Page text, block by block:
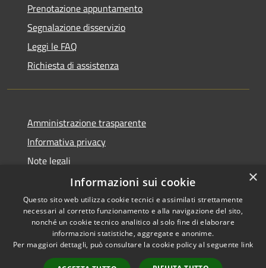
Prenotazione appuntamento
Segnalazione disservizio
Leggi le FAQ
Richiesta di assistenza
Amministrazione trasparente
Informativa privacy
Note legali
Dichiarazione di accessibilità
RSS
Accessibilità
Copyright © 2026 • Comune di
×
Informazioni sui cookie
Questo sito web utilizza cookie tecnici e assimilati strettamente
necessari al corretto funzionamento e alla navigazione del sito,
nonché un cookie tecnico analitico al solo fine di elaborare
informazioni statistiche, aggregate e anonime.
Per maggiori dettagli, può consultare la cookie policy al seguente link